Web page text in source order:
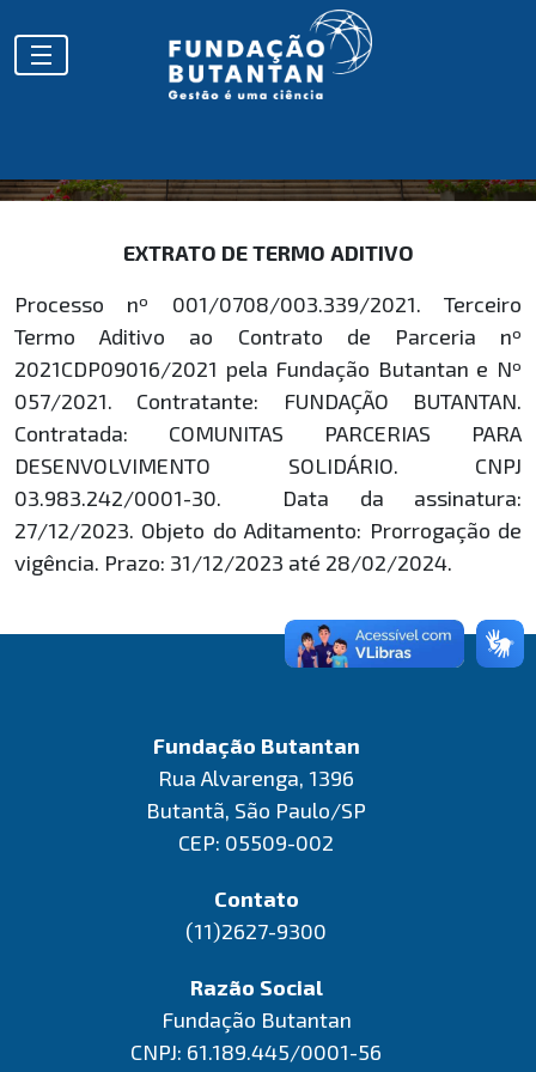
EXTRATOS
EXTRATO DE TERMO ADITIVO
Processo nº 001/0708/003.339/2021. Terceiro
Termo Aditivo ao Contrato de Parceria nº
2021CDP09016/2021 pela Fundação Butantan e Nº
057/2021. Contratante: FUNDAÇÃO BUTANTAN.
Contratada: COMUNITAS PARCERIAS PARA
DESENVOLVIMENTO SOLIDÁRIO. CNPJ
03.983.242/0001-30. Data da assinatura:
27/12/2023. Objeto do Aditamento: Prorrogação de
vigência. Prazo: 31/12/2023 até 28/02/2024.
Fundação Butantan
Rua Alvarenga, 1396
Butantã, São Paulo/SP
CEP: 05509-002
Contato
(11)2627-9300
Razão Social
Fundação Butantan
CNPJ: 61.189.445/0001-56